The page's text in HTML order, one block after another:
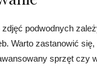
podwodnych
Warto zastanowić
sprzęt czy